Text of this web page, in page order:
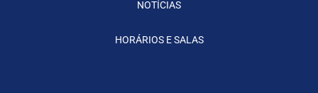
NOTÍCIAS
HORÁRIOS E SALAS